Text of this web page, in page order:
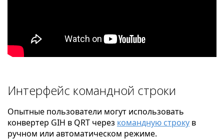
Интерфейс командной строки
Опытные пользователи могут использовать
конвертер GIH в QRT через командную строку в
ручном или автоматическом режиме.